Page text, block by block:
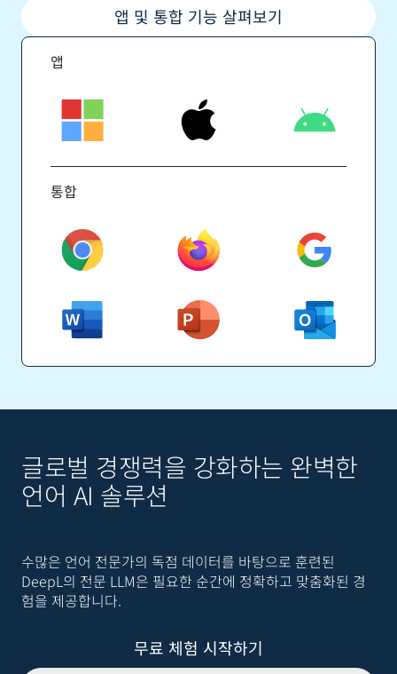
글로벌 경쟁력을 강화하는 완벽한
언어 AI 솔루션
수많은 언어 전문가의 독점 데이터를 바탕으로 훈련된
DeepL의 전문 LLM은 필요한 순간에 정확하고 맞춤화된 경
험을 제공합니다.
무료 체험 시작하기
앱
통합
앱 및 통합 기능 살펴보기